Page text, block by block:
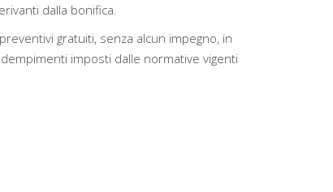
dalla bonifica.
gratuiti, senza alcun impegno, in
imposti dalle normative vigenti